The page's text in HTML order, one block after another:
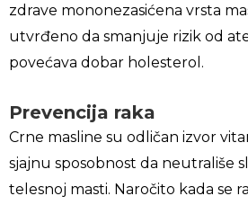
zdrave mononezasićena vrsta
utvrđeno da smanjuje rizik od
povećava dobar holesterol.
Prevencija raka
Crne masline su odličan izvor
sjajnu sposobnost da neutrališe
telesnoj masti. Naročito kada se